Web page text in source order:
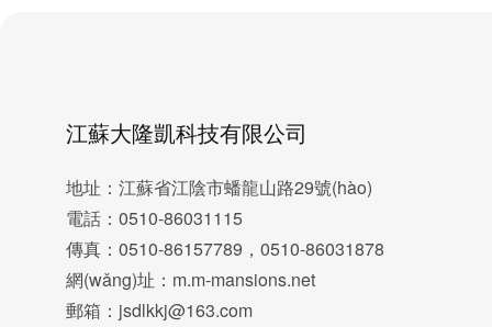
江蘇大隆凱科技有限公司
地址：江蘇省江陰市蟠龍山路29號(hào)
電話：0510-86031115
傳真：0510-86157789，0510-86031878
網(wǎng)址：m.m-mansions.net
郵箱：jsdlkkj@163.com